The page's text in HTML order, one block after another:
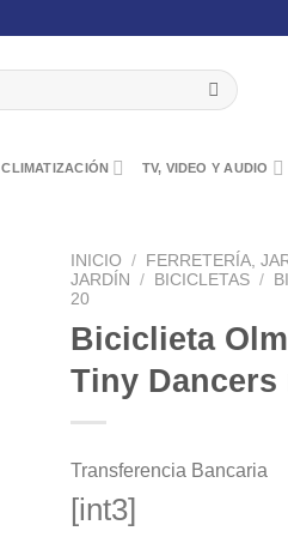
CLIMATIZACIÓN TV, VIDEO Y AUDIO
INICIO / FERRETERÍA,
JARDÍN
/ BICICLETAS /
20
Biciclieta
Tiny Dancers
Transferencia Bancaria
[int3]